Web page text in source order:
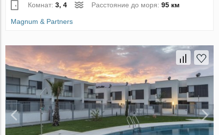
Комнат:3, 4 Расстояние до моря:95 км
Magnum & Partners